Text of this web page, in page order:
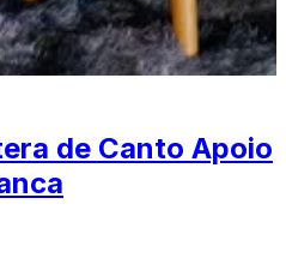
de Canto Apoio